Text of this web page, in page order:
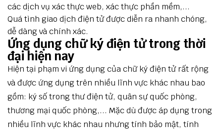
các dịch vụ xác thực web, xác thực phần mềm,...
Quá tình giao dịch điện tử được diễn ra nhanh chóng,
dễ dàng và chính xác.
Ứng dụng chữ ký điện tử trong thời
đại hiện nay
Hiện tại phạm vi ứng dụng của chữ ký điện tử rất rộng
và được ứng dụng trên nhiều lĩnh vực khác nhau bao
gồm: ký số trong thư điện tử, quân sự quốc phòng,
thương mại quốc phòng,... Mặc dù được áp dụng trong
nhiều lĩnh vực khác nhau nhưng tính bảo mật, tính